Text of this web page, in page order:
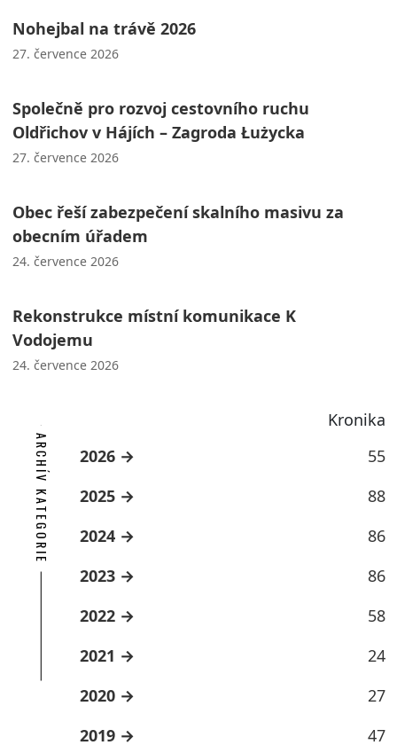
Nohejbal na trávě 2026
27. července 2026
Společně pro rozvoj cestovního ruchu
Oldřichov v Hájích – Zagroda Łużycka
27. července 2026
Obec řeší zabezpečení skalního masivu za
obecním úřadem
24. července 2026
Rekonstrukce místní komunikace K
Vodojemu
24. července 2026
Kronika
ARCHÍV KATEGORIE 2026
55
2025
88
2024
86
2023
86
2022
58
2021
24
2020
27
2019
47